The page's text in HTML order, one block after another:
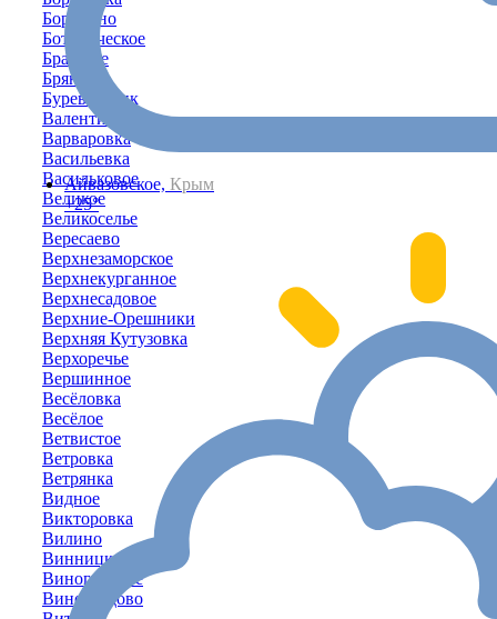
Айвазовское, Крым
+25°
Бородино
Ботаническое
Братское
Брянское
Буревестник
Валентиново
Варваровка
Васильевка
Васильковое
Великое
Великоселье
Вересаево
Верхнезаморское
Верхнекурганное
Верхнесадовое
Верхние-Орешники
Верхняя Кутузовка
Верхоречье
Вершинное
Весёловка
Весёлое
Ветвистое
Ветровка
Ветрянка
Видное
Викторовка
Вилино
Винницкое
Виноградное
Виноградово